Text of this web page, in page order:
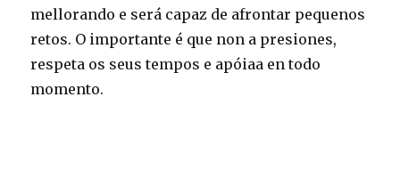
mellorando e será capaz de afrontar pequenos
retos. O importante é que non a presiones,
respeta os seus tempos e apóiaa en todo
momento.